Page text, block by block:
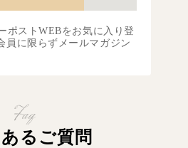
ポストWEBをお気に入り登
員に限らずメールマガジン
るご質問